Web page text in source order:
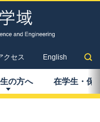
クセス English
の方へ 在学生 ・ 保